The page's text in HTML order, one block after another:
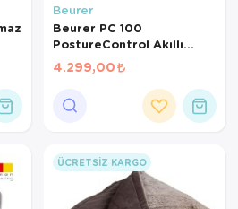
Beurer
Beurer PC 100
PostureControl Akıllı
Duruş Eğitmeni –
Bluetooth Bağlantılı
Postür Düzeltici ve Sırt
Sağlığı Destekleyici
4.299,00
ÜCRETSIZ KARGO